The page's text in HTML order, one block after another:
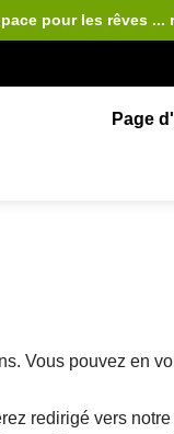
pour les rêves
Page
Vous pouvez en
redirigé vers